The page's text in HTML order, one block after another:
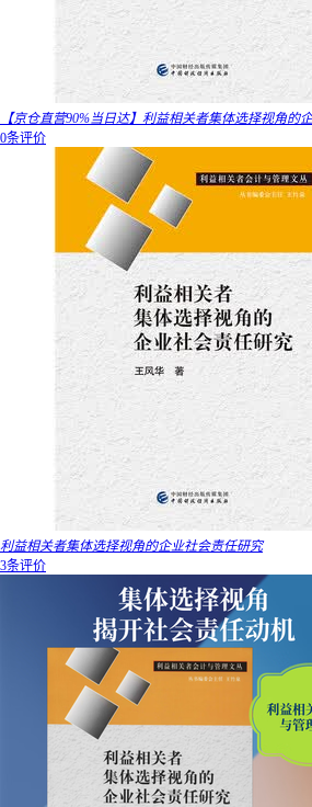
【京仓直营90%当日达】利益相关者集体选择视角的
0条评价
利益相关者集体选择视角的企业社会责任研究
3条评价